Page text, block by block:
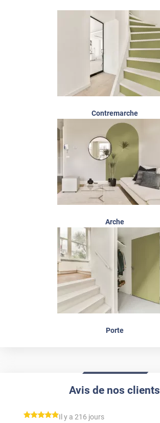
Contremarche
Arche
Porte
Avis de nos clients
*****
Il y a 216 jours